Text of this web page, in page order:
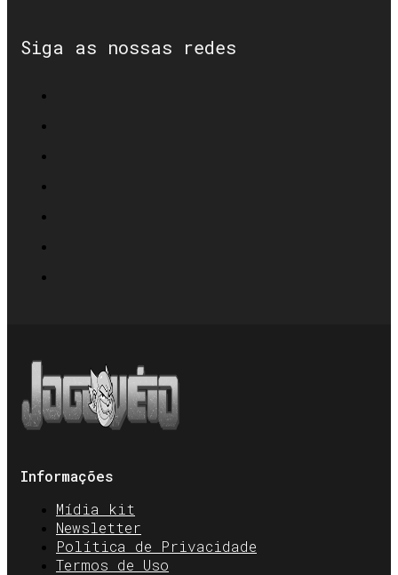
Siga as nossas redes
Informações
Mídia kit
Newsletter
Política de Privacidade
Termos de Uso